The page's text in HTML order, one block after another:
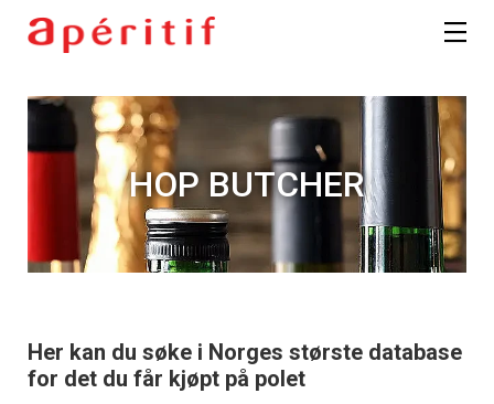
HOP BUTCHER
Her kan du søke i Norges største database
for det du får kjøpt på polet